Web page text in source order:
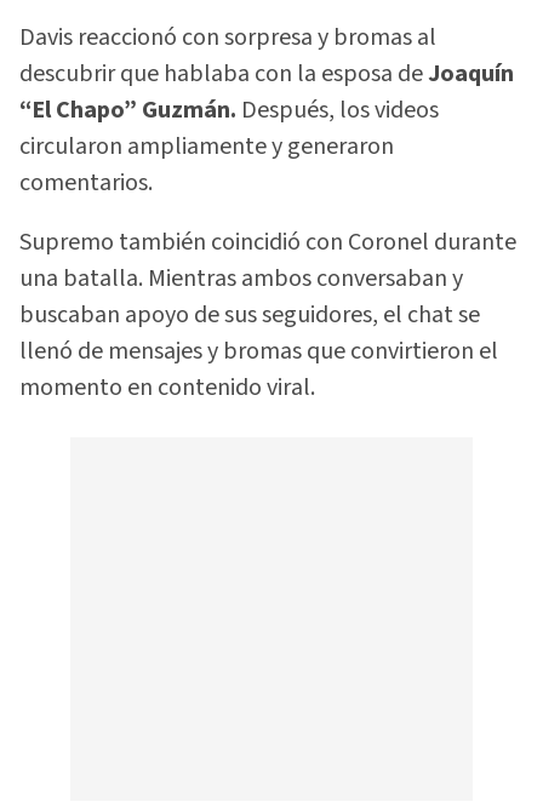
Davis reaccionó con sorpresa y bromas al
descubrir que hablaba con la esposa deJoaquín
“El Chapo” Guzmán. Después, los videos
circularon ampliamente y generaron
comentarios.
Supremo también coincidió con Coronel durante
una batalla. Mientras ambos conversaban y
buscaban apoyo de sus seguidores, el chat se
llenó de mensajes y bromas que convirtieron el
momento en contenido viral.